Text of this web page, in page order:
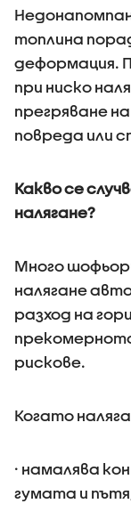
топлина
деформация.
при ниско
прегряване
повреда или
Какво се
налягане?
Много
налягане
разход на
рискове.
Когато
· намалява
гумата и